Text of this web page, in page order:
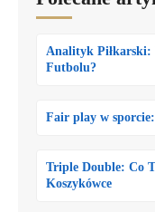
Analityk Piłkarski:
Futbolu?
Fair play w
Triple Double: Co
Koszykówce